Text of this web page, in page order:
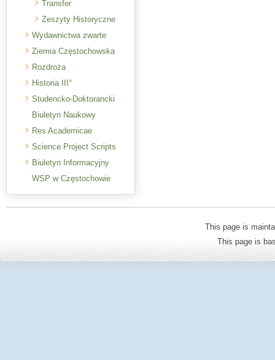
Transfer
Zeszyty Historyczne
Wydawnictwa zwarte
Ziemia Częstochowska
Rozdroża
Historia III°
Studencko-Doktorancki
Biuletyn Naukowy
Res Academicae
Science Project Scripts
Biuletyn Informacyjny
WSP w Częstochowie
This page is
This page is